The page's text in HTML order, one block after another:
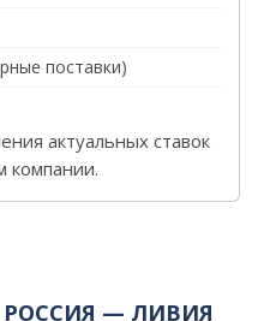
поставки)
актуальных ставок
компании.
— ЛИВИЯ